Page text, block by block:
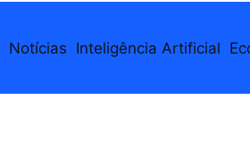
Notícias Inteligência Artificial